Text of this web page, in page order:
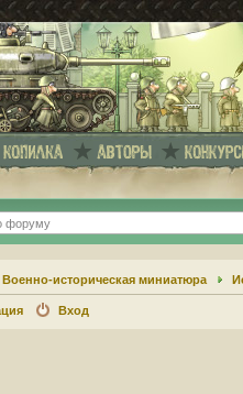
Военно-историческая миниатюра
Вход